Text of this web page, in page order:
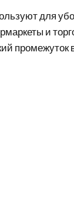
для
и
промежуток